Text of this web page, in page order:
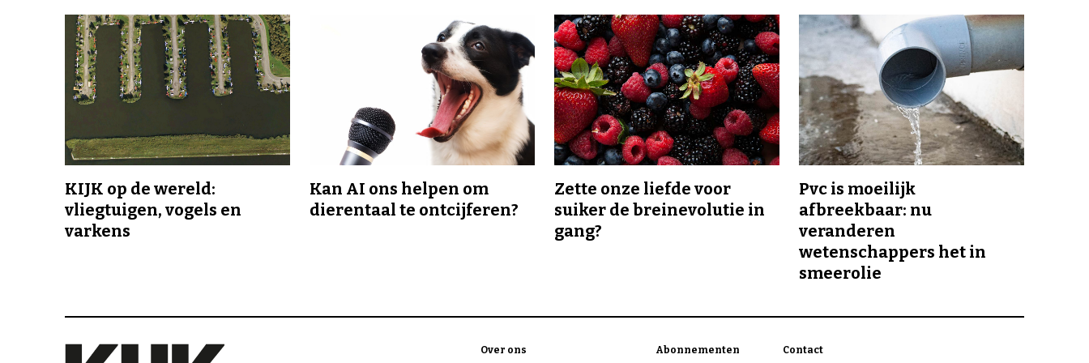
KIJK op de wereld:
vliegtuigen, vogels en
varkens
Kan AI ons helpen om
dierentaal te ontcijferen?
Zette onze liefde voor
suiker de breinevolutie in
gang?
Pvc is moeilijk
afbreekbaar: nu
veranderen
wetenschappers het in
smeerolie
Over ons Abonnementen Contact